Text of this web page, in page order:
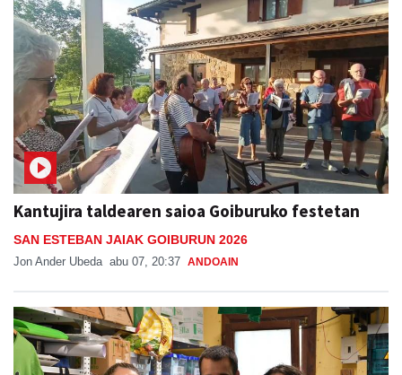
Kantujira taldearen saioa Goiburuko festetan
SAN ESTEBAN JAIAK GOIBURUN 2026
Jon Ander Ubeda abu 07, 20:37 ANDOAIN